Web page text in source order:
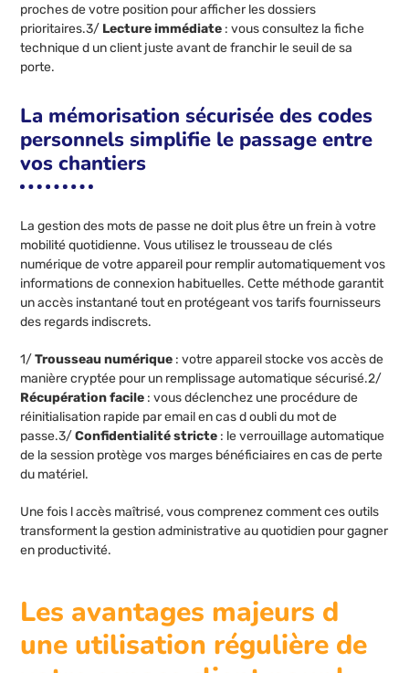
proches de votre position pour afficher les dossiers
prioritaires.3/ Lecture immédiate : vous consultez la fiche
technique d un client juste avant de franchir le seuil de sa
porte.
La mémorisation sécurisée des codes
personnels simplifie le passage entre
vos chantiers
La gestion des mots de passe ne doit plus être un frein à votre
mobilité quotidienne. Vous utilisez le trousseau de clés
numérique de votre appareil pour remplir automatiquement vos
informations de connexion habituelles. Cette méthode garantit
un accès instantané tout en protégeant vos tarifs fournisseurs
des regards indiscrets.
1/Trousseau numérique : votre appareil stocke vos accès de
manière cryptée pour un remplissage automatique sécurisé.2/
Récupération facile : vous déclenchez une procédure de
réinitialisation rapide par email en cas d oubli du mot de
passe.3/Confidentialité stricte : le verrouillage automatique
de la session protège vos marges bénéficiaires en cas de perte
du matériel.
Une fois l accès maîtrisé, vous comprenez comment ces outils
transforment la gestion administrative au quotidien pour gagner
en productivité.
Les avantages majeurs d
une utilisation régulière de